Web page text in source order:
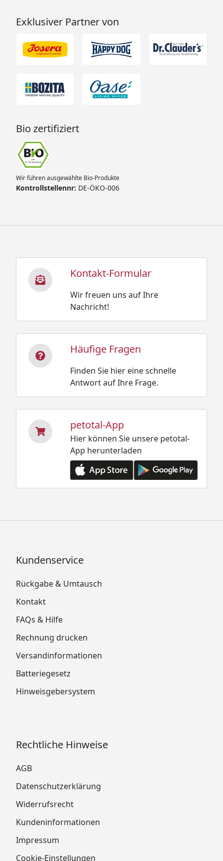
Exklusiver Partner von
Bio zertifiziert
Wir führen ausgewählte Bio-Produkte
Kontrollstellennr: DE-ÖKO-006
Kontakt-Formular
Wir freuen uns auf Ihre
Nachricht!
Häufige Fragen
Finden Sie hier eine schnelle
Antwort auf Ihre Frage.
petotal-App
Hier können Sie unsere petotal-
App herunterladen
Kundenservice
Rückgabe & Umtausch
Kontakt
FAQs & Hilfe
Rechnung drucken
Versandinformationen
Batteriegesetz
Hinweisgebersystem
Rechtliche Hinweise
AGB
Datenschutzerklärung
Widerrufsrecht
Kundeninformationen
Impressum
Cookie-Einstellungen